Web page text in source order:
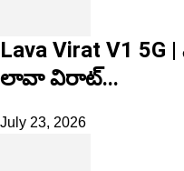
Lava Virat V1
లావా విరాట్...
July 23, 2026